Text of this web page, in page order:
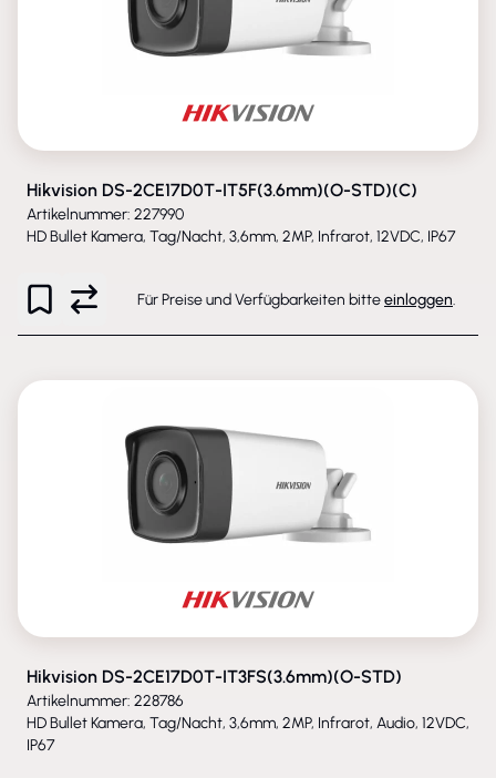
Hikvision DS-2CE17D0T-IT5F(3.6mm)(O-STD)(C)
Artikelnummer: 227990
HD Bullet Kamera, Tag/Nacht, 3,6mm, 2MP, Infrarot, 12VDC, IP67
Für Preise und Verfügbarkeiten bitteeinloggen.
Hikvision DS-2CE17D0T-IT3FS(3.6mm)(O-STD)
Artikelnummer: 228786
HD Bullet Kamera, Tag/Nacht, 3,6mm, 2MP, Infrarot, Audio, 12VDC,
IP67